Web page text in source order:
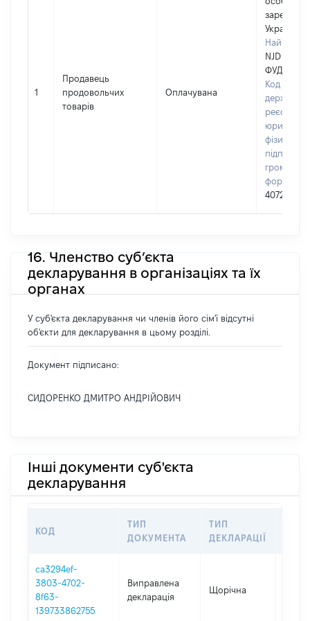
1
Продавець
продовольчих
товарів
Оплачувана
Україні
NJD
ФУД"
Код в
реєстрі
фізичних
40720198
16. Членство суб’єкта
декларування в організаціях та їх
органах
У суб'єкта декларування чи членів його сім'ї відсутні
об'єкти для декларування в цьому розділі.
Документ підписано:
СИДОРЕНКО ДМИТРО АНДРІЙОВИЧ
Інші документи суб'єкта
декларування
КОД
ТИП
ДОКУМЕНТА
ТИП
ДЕКЛАРАЦІЇ
ca3294ef-
3803-4702-
8f63-
139733862755
Виправлена
декларація
Щорічна